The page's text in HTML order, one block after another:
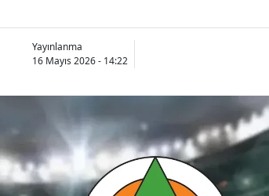
Yayınlanma
16 Mayıs 2026 - 14:22